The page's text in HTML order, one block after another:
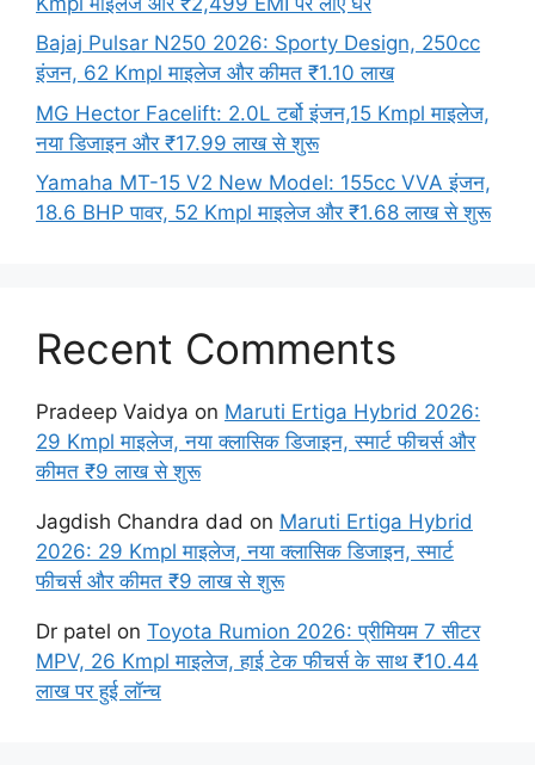
Bajaj Pulsar N250 2026: Sporty Design, 250cc
इंजन, 62 Kmpl माइलेज और कीमत ₹1.10 लाख
MG Hector Facelift: 2.0L टर्बो इंजन,15 Kmpl माइलेज,
नया डिजाइन और ₹17.99 लाख से शुरू
Yamaha MT-15 V2 New Model: 155cc VVA इंजन,
18.6 BHP पावर, 52 Kmpl माइलेज और ₹1.68 लाख से शुरू
Recent Comments
Pradeep Vaidya on Maruti Ertiga Hybrid 2026:
29 Kmpl माइलेज, नया क्लासिक डिजाइन, स्मार्ट फीचर्स और
कीमत ₹9 लाख से शुरू
Jagdish Chandra dad on Maruti Ertiga Hybrid
2026: 29 Kmpl माइलेज, नया क्लासिक डिजाइन, स्मार्ट
फीचर्स और कीमत ₹9 लाख से शुरू
Dr patel on Toyota Rumion 2026: प्रीमियम 7 सीटर
MPV, 26 Kmpl माइलेज, हाई टेक फीचर्स के साथ ₹10.44
लाख पर हुई लॉन्च